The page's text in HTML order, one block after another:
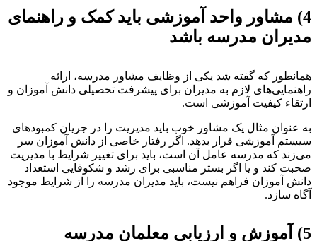
مشاور واحد آموزشی باید کمک و راهنمای
مدرسه باشد
که گفته شد یکی از وظایف مشاور مدرسه، ارائه
لازم به مدیران برای پیشرفت تحصیلی دانش آموزان و
کیفیت آموزشی است.
عنوان مثال یک مشاور خوب باید مدیریت را در جریان کمبود‌های
آموزشی قرار بدهد. اگر رفتار خاصی از دانش آموزان سر
که مدرسه عامل آن است، باید برای تغییر شرایط با مدیریت
کند و یا اگر بستر مناسبی برای رشد و شکوفایی استعداد
آموزان فراهم نیست، باید مدیران مدرسه را از شرایط موجود
سازد.
آموزش و ارزیابی معلمان مدرسه